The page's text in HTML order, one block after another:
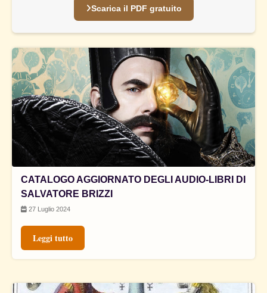
Scarica il PDF gratuito
CATALOGO AGGIORNATO DEGLI AUDIO-LIBRI DI
SALVATORE BRIZZI
27 Luglio 2024
Leggi tutto